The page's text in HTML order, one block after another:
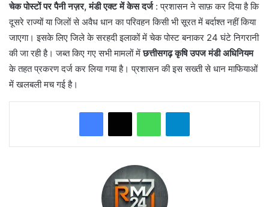
चेक पोस्टों पर पैनी नज़र, मंडी एक्ट में केस दर्ज: प्रशासन ने साफ़ कर दिया है कि
दूसरे राज्यों या जिलों से अवैध धान का परिवहन किसी भी सूरत में बर्दाश्त नहीं किया
जाएगा। इसके लिए जिले के सरहदी इलाकों में चेक पोस्ट बनाकर 24 घंटे निगरानी
की जा रही है। जब्त किए गए सभी मामलों मेंछत्तीसगढ़ कृषि उपज मंडी अधिनियम
के तहत प्रकरण दर्ज कर लिया गया है। प्रशासन की इस सख्ती से धान माफियाओं
में खलबली मच गई है।
WhatsAppTelegram